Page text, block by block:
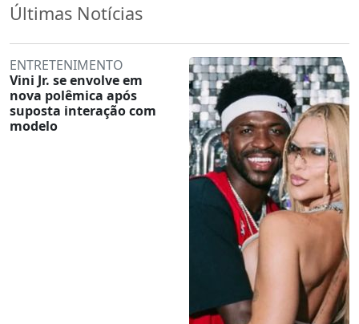
Últimas Notícias
ENTRETENIMENTO
Vini Jr. se envolve em
nova polêmica após
suposta interação com
modelo